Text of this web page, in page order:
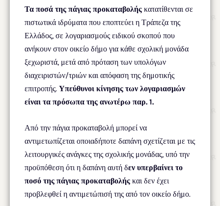
Τα ποσά της πάγιας προκαταβολής κατατίθενται σε
πιστωτικά ιδρύματα που εποπτεύει η Τράπεζα της
Ελλάδος, σε λογαριασμούς ειδικού σκοπού που
ανήκουν στον οικείο δήμο για κάθε σχολική μονάδα
ξεχωριστά, μετά από πρόταση των υπολόγων
διαχειριστών/τριών και απόφαση της δημοτικής
επιτροπής. Υπεύθυνοι κίνησης των λογαριασμών
είναι τα πρόσωπα της ανωτέρω παρ. 1.
Από την πάγια προκαταβολή μπορεί να
αντιμετωπίζεται οποιαδήποτε δαπάνη σχετίζεται με τις
λειτουργικές ανάγκες της σχολικής μονάδας, υπό την
προϋπόθεση ότι η δαπάνη αυτή δεν υπερβαίνει το
ποσό της πάγιας προκαταβολής και δεν έχει
προβλεφθεί η αντιμετώπισή της από τον οικείο δήμο.